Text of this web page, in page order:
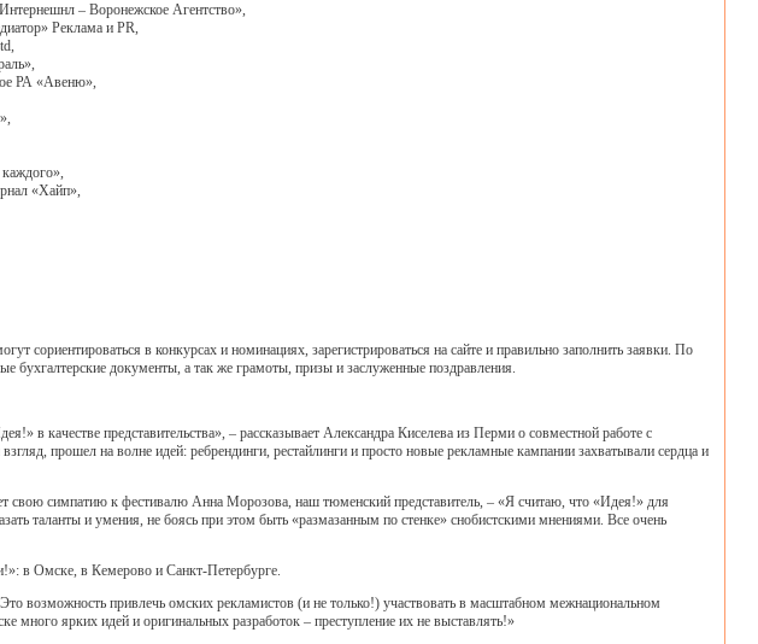
– Воронежское Агентство»,
Реклама и PR,
РА «Авеню»,
«Хайп»,
в конкурсах и номинациях, зарегистрироваться на сайте и правильно заполнить заявки. По
бухгалтерские документы, а так же грамоты, призы и заслуженные поздравления.
в качестве представительства», – рассказывает Александра Киселева из Перми о совместной работе с
прошел на волне идей: ребрендинги, рестайлинги и просто новые рекламные кампании захватывали сердца и
симпатию к фестивалю Анна Морозова, наш тюменский представитель, – «Я считаю, что «Идея!» для
таланты и умения, не боясь при этом быть «размазанным по стенке» снобистскими мнениями. Все очень
в Омске, в Кемерово и Санкт-Петербурге.
возможность привлечь омских рекламистов (и не только!) участвовать в масштабном межнациональном
ярких идей и оригинальных разработок – преступление их не выставлять!»